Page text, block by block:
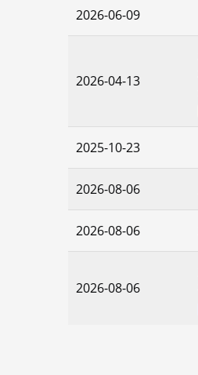
2026-06-09
2026-04-13
2025-10-23
2026-08-06
2026-08-06
2026-08-06